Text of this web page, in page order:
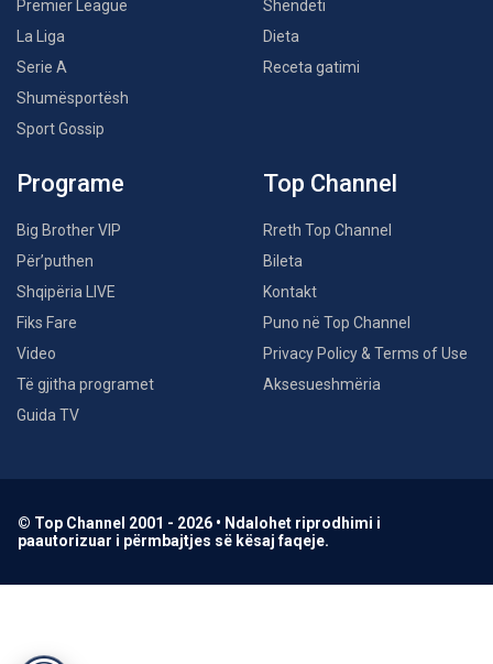
Premier League
La Liga
Serie A
Shumësportësh
Sport Gossip
Shëndeti
Dieta
Receta gatimi
Programe
Big Brother VIP
Për’puthen
Shqipëria LIVE
Fiks Fare
Video
Të gjitha programet
Guida TV
Top Channel
Rreth Top Channel
Bileta
Kontakt
Puno në Top Channel
Privacy Policy & Terms of Use
Aksesueshmëria
© Top Channel 2001 - 2026 • Ndalohet riprodhimi i
paautorizuar i përmbajtjes së kësaj faqeje.